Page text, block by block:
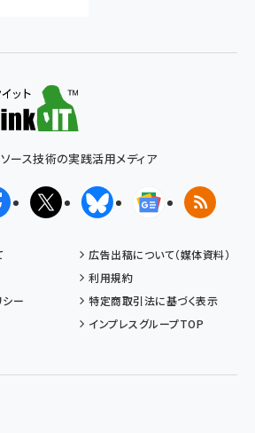
ース技術の実践活用メディア
FacebookX(エックス)BlueskyGoogleニュ
RSS
広告出稿について（媒体資料）
利用規約
シー
特定商取引法に基づく表示
インプレスグループTOP